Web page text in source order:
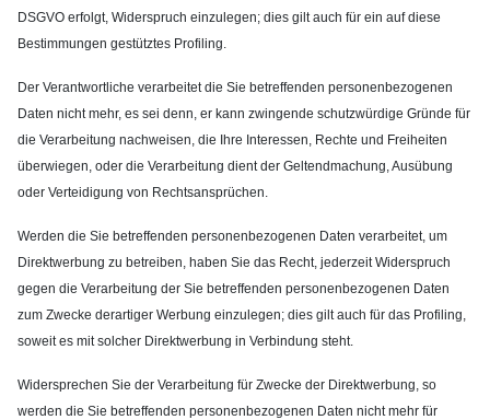
DSGVO erfolgt, Widerspruch einzulegen; dies gilt auch für ein auf diese
Bestimmungen gestütztes Profiling.
Der Verantwortliche verarbeitet die Sie betreffenden personenbezogenen
Daten nicht mehr, es sei denn, er kann zwingende schutzwürdige Gründe für
die Verarbeitung nachweisen, die Ihre Interessen, Rechte und Freiheiten
überwiegen, oder die Verarbeitung dient der Geltendmachung, Ausübung
oder Verteidigung von Rechtsansprüchen.
Werden die Sie betreffenden personenbezogenen Daten verarbeitet, um
Direktwerbung zu betreiben, haben Sie das Recht, jederzeit Widerspruch
gegen die Verarbeitung der Sie betreffenden personenbezogenen Daten
zum Zwecke derartiger Werbung einzulegen; dies gilt auch für das Profiling,
soweit es mit solcher Direktwerbung in Verbindung steht.
Widersprechen Sie der Verarbeitung für Zwecke der Direktwerbung, so
werden die Sie betreffenden personenbezogenen Daten nicht mehr für